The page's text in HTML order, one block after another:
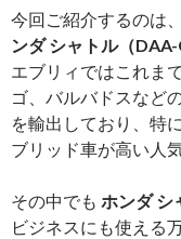
し
今回ご紹介するのは
ンダ シャトル（
エブリィではこれま
ゴ、バルバドスなど
を輸出しており、特
ブリッド車が高い人
その中でも ホンダ シ
ビジネスにも使える